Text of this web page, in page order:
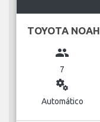
TOYOTA NOAH
group
7
miscellaneous_services
Automático